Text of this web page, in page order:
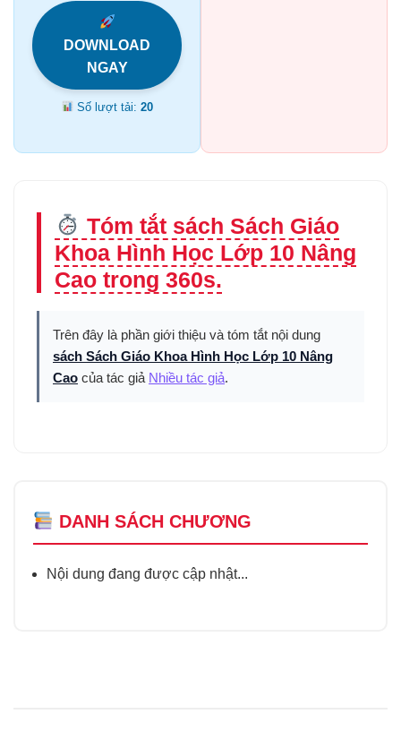
DOWNLOAD
NGAY
Số lượt tải:20
Tóm tắt sách Sách Giáo
Khoa Hình Học Lớp 10 Nâng
Cao trong 360s.
Trên đây là phần giới thiệu và tóm tắt nội dung
sách Sách Giáo Khoa Hình Học Lớp 10 Nâng
Cao của tác giả Nhiều tác giả.
DANH SÁCH CHƯƠNG
Nội dung đang được cập nhật...